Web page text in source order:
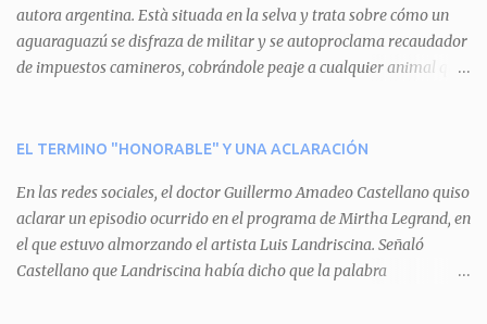
r
i
o
autora argentina. Està situada en la selva y trata sobre cómo un
aguaraguazú se disfraza de militar y se autoproclama recaudador
de impuestos camineros, cobrándole peaje a cualquier animal que
aguará le provoca. De igual manera pasa con Tatú, el armadillo.
del aguará y pasa sin pagar. Por último, Tui, la cotorra, deja
expuesta la mentira del aguará y arenga a los otros tres
personajes a unirse para enfrentarlo. Finalmente, terminan por
quitarle el disfraz de militar, y el aguará huye despavorido al verse
EL TERMINO "HONORABLE" Y UNA ACLARACIÓN
En las redes sociales, el doctor Guillermo Amadeo Castellano quiso
aclarar un episodio ocurrido en el programa de Mirtha Legrand, en
el que estuvo almorzando el artista Luis Landriscina. Señaló
Castellano que Landriscina había dicho que la palabra